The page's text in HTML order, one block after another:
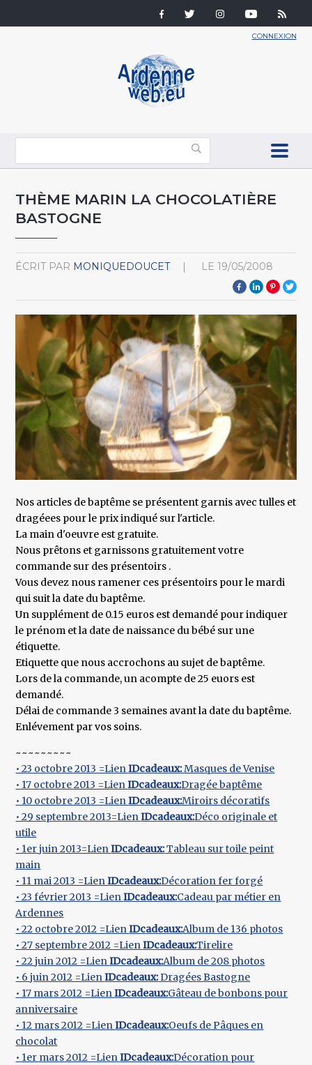
CONNEXION
THÈME MARIN LA CHOCOLATIÈRE
BASTOGNE
ÉCRIT PAR MONIQUEDOUCET LE 19/05/2008
Nos articles de baptême se présentent garnis avec tulles et
dragéees pour le prix indiqué sur l'article.
La main d'oeuvre est gratuite.
Nous prêtons et garnissons gratuitement votre
commande sur des présentoirs .
Vous devez nous ramener ces présentoirs pour le mardi
qui suit la date du baptême.
Un supplément de 0.15 euros est demandé pour indiquer
le prénom et la date de naissance du bébé sur une
étiquette.
Etiquette que nous accrochons au sujet de baptême.
Lors de la commande, un acompte de 25 euors est
demandé.
Délai de commande 3 semaines avant la date du baptême.
Enlévement par vos soins.
~~~~~~~~~
• 23 octobre 2013 =LienIDcadeaux:Masques de Venise
• 17 octobre 2013 =LienIDcadeaux:Dragée baptême
• 10 octobre 2013 =LienIDcadeaux:Miroirs décoratifs
• 29 septembre 2013=LienIDcadeaux:Déco originale et
utile
• 1er juin 2013=LienIDcadeaux:Tableau sur toile peint
main
• 11 mai 2013 =LienIDcadeaux:Décoration fer forgé
• 23 février 2013 =LienIDcadeaux:Cadeau par métier en
Ardennes
• 22 octobre 2012 =LienIDcadeaux:Album de 136 photos
• 27 septembre 2012 =LienIDcadeaux:Tirelire
• 22 juin 2012 =LienIDcadeaux:Album de 208 photos
• 6 juin 2012 =LienIDcadeaux:Dragées Bastogne
• 17 mars 2012 =LienIDcadeaux:Gâteau de bonbons pour
anniversaire
• 12 mars 2012 =LienIDcadeaux:Oeufs de Pâques en
chocolat
• 1er mars 2012 =LienIDcadeaux:Décoration pour